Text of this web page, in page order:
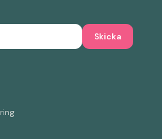
Skicka